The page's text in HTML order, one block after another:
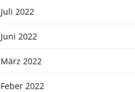
Juli 2022
Juni 2022
März 2022
Feber 2022